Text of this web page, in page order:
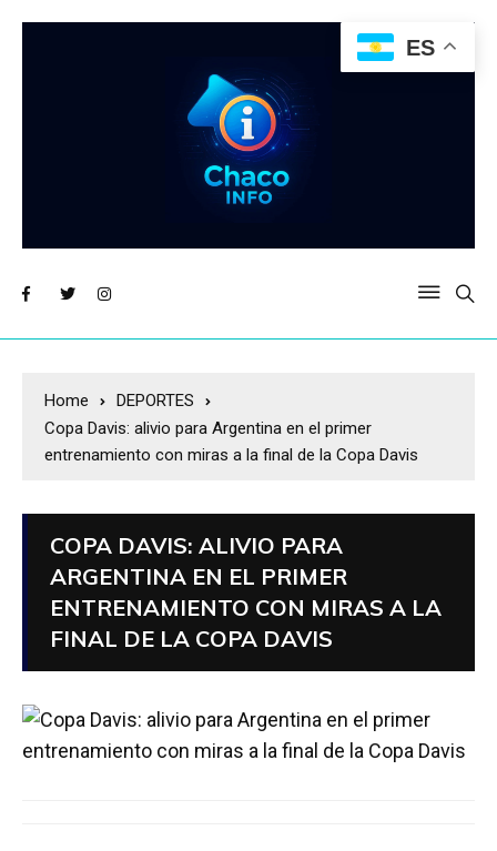
Home
DEPORTES
Copa Davis: alivio para Argentina en el primer
entrenamiento con miras a la final de la Copa Davis
COPA DAVIS: ALIVIO PARA
ARGENTINA EN EL PRIMER
ENTRENAMIENTO CON MIRAS A LA
FINAL DE LA COPA DAVIS
ES